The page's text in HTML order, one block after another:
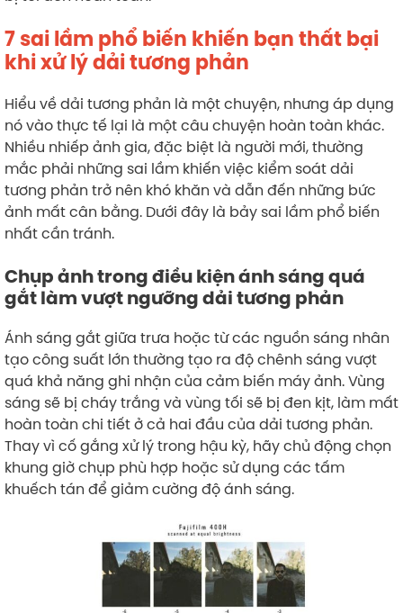
7 sai lầm phổ biến khiến bạn thất bại
khi xử lý dải tương phản
Hiểu về dải tương phản là một chuyện, nhưng áp dụng
nó vào thực tế lại là một câu chuyện hoàn toàn khác.
Nhiều nhiếp ảnh gia, đặc biệt là người mới, thường
mắc phải những sai lầm khiến việc kiểm soát dải
tương phản trở nên khó khăn và dẫn đến những bức
ảnh mất cân bằng. Dưới đây là bảy sai lầm phổ biến
nhất cần tránh.
Chụp ảnh trong điều kiện ánh sáng quá
gắt làm vượt ngưỡng dải tương phản
Ánh sáng gắt giữa trưa hoặc từ các nguồn sáng nhân
tạo công suất lớn thường tạo ra độ chênh sáng vượt
quá khả năng ghi nhận của cảm biến máy ảnh. Vùng
sáng sẽ bị cháy trắng và vùng tối sẽ bị đen kịt, làm mất
hoàn toàn chi tiết ở cả hai đầu của dải tương phản.
Thay vì cố gắng xử lý trong hậu kỳ, hãy chủ động chọn
khung giờ chụp phù hợp hoặc sử dụng các tấm
khuếch tán để giảm cường độ ánh sáng.